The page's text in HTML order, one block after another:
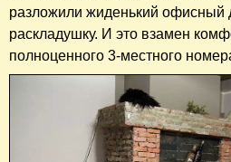
разложили жиденький офисный
раскладушку. И это взамен
полноценного 3-местного